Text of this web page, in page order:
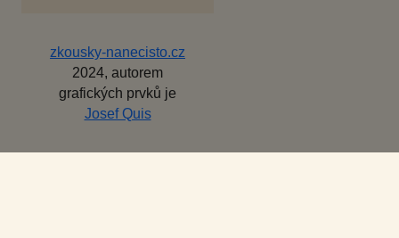
zkousky-nanecisto.cz
2024, autorem
grafických prvků je
Josef Quis